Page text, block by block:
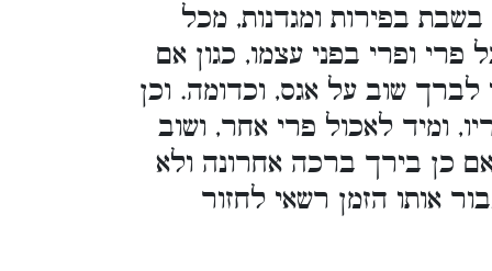
בפירות ומגדנות, מכל
ופרי בפני עצמו, כגון אם
שוב על אגס, וכדומה. וכן
ומיד לאכול פרי אחר, ושוב
כן בירך ברכה אחרונה ולא
אותו הזמן רשאי לחזור